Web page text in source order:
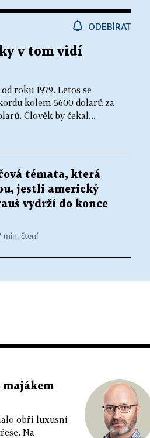
ODEBÍRAT
v tom vidí
roku 1979. Letos se
kolem 5600 dolarů za
Člověk by čekal...
témata, která
jestli americký
vydrží do konce
min. čtení
majákem
obří luxusní
Na